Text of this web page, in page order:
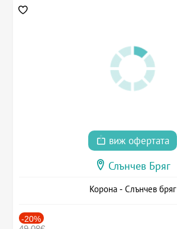
виж офертата
Слънчев Бряг
Корона - Слънчев бряг
-20%